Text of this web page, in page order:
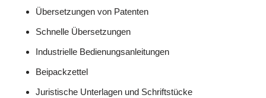
Übersetzungen von Patenten
Schnelle Übersetzungen
Industrielle Bedienungsanleitungen
Beipackzettel
Juristische Unterlagen und Schriftstücke